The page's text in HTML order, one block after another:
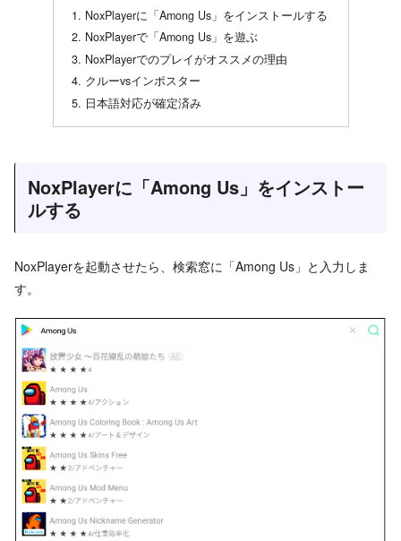
NoxPlayerに「Among Us」をインストールする
NoxPlayerで「Among Us」を遊ぶ
NoxPlayerでのプレイがオススメの理由
クルーvsインポスター
日本語対応が確定済み
NoxPlayerに「Among Us」をインストー
ルする
NoxPlayerを起動させたら、検索窓に「Among Us」と入力しま
す。